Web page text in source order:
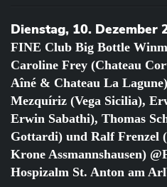
Dienstag, 10. Dezember
FINE Club Big Bottle
Caroline Frey (Chateau
Aîné & Chateau La
Mezquíriz (Vega Sicilia),
Erwin Sabathi), Thomas
Gottardi) und Ralf Frenzel
Krone Assmannshausen)
Hospizalm St. Anton am